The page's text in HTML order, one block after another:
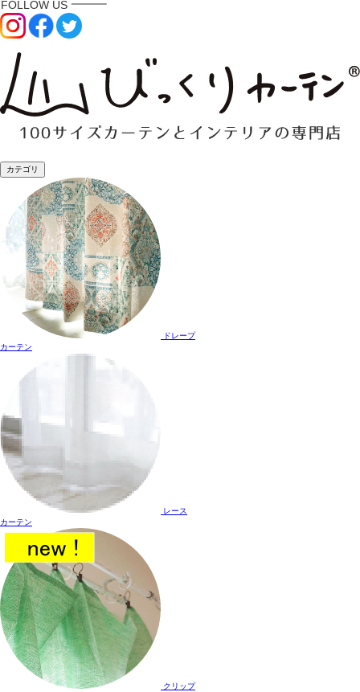
カテゴリ
ドレープ
カーテン
レース
カーテン
クリップ